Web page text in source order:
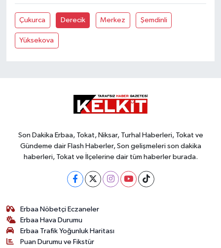
Çukurca Derecik Merkez Şemdinli
Yüksekova
Son Dakika Erbaa, Tokat, Niksar, Turhal Haberleri, Tokat ve
Gündeme dair Flash Haberler, Son gelişmeleri son dakika
haberleri, Tokat ve İlçelerine dair tüm haberler burada.
Erbaa Nöbetçi Eczaneler
Erbaa Hava Durumu
Erbaa Trafik Yoğunluk Haritası
Puan Durumu ve Fikstür